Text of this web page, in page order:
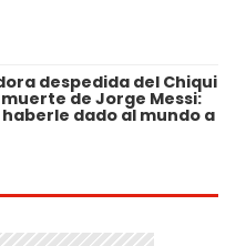
despedida del Chiqui
de Jorge Messi:
dado al mundo a